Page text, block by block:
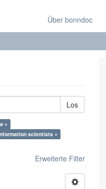
Über bonndoc
Los
×
scientists ×
Erweiterte Filter